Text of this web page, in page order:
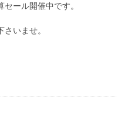
ール開催中です。
さいませ。